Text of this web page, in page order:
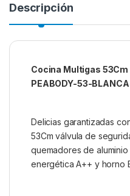
Descripción
Cocina Multigas 53Cm
PEABODY-53-
Delicias garantizadas
53Cm válvula de
quemadores de
energética A++ y horno